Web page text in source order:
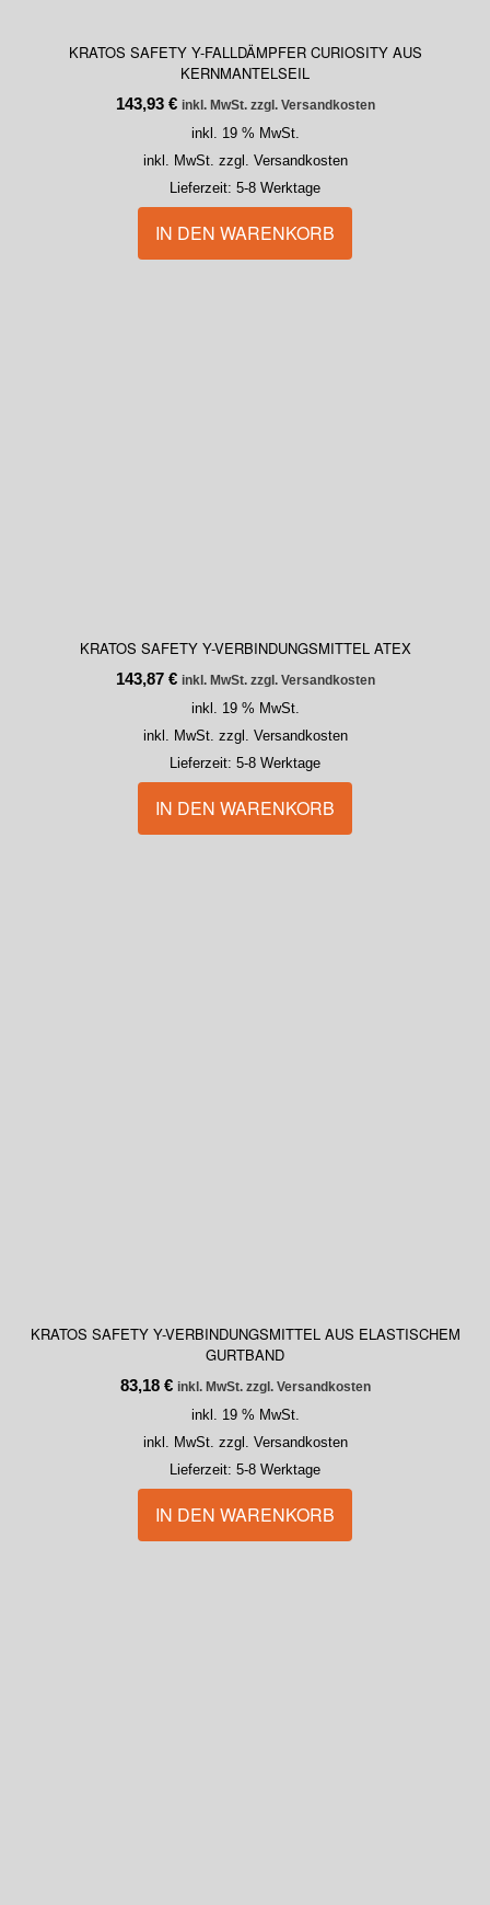
KRATOS SAFETY Y-FALLDÄMPFER CURIOSITY AUS
KERNMANTELSEIL
143,93 € inkl. MwSt. zzgl. Versandkosten
inkl. 19 % MwSt.
inkl. MwSt. zzgl. Versandkosten
Lieferzeit: 5-8 Werktage
IN DEN WARENKORB
KRATOS SAFETY Y-VERBINDUNGSMITTEL ATEX
143,87 € inkl. MwSt. zzgl. Versandkosten
inkl. 19 % MwSt.
inkl. MwSt. zzgl. Versandkosten
Lieferzeit: 5-8 Werktage
IN DEN WARENKORB
KRATOS SAFETY Y-VERBINDUNGSMITTEL AUS ELASTISCHEM
GURTBAND
83,18 € inkl. MwSt. zzgl. Versandkosten
inkl. 19 % MwSt.
inkl. MwSt. zzgl. Versandkosten
Lieferzeit: 5-8 Werktage
IN DEN WARENKORB